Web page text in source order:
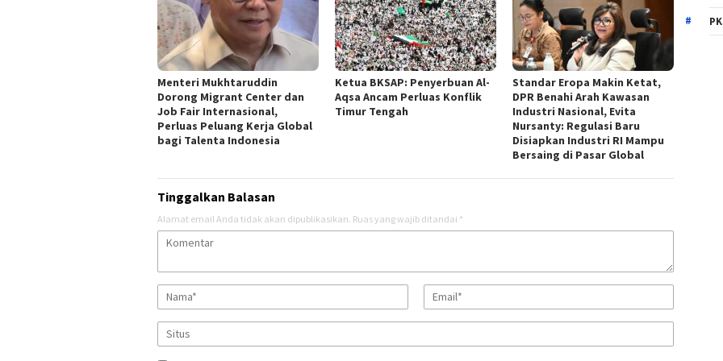
Menteri Mukhtaruddin
Dorong Migrant Center dan
Job Fair Internasional,
Perluas Peluang Kerja Global
bagi Talenta Indonesia
Ketua BKSAP: Penyerbuan Al-
Aqsa Ancam Perluas Konflik
Timur Tengah
Standar Eropa Makin Ketat,
DPR Benahi Arah Kawasan
Industri Nasional, Evita
Nursanty: Regulasi Baru
Disiapkan Industri RI Mampu
Bersaing di Pasar Global
Tinggalkan Balasan
Alamat email Anda tidak akan dipublikasikan. Ruas yang wajib ditandai *